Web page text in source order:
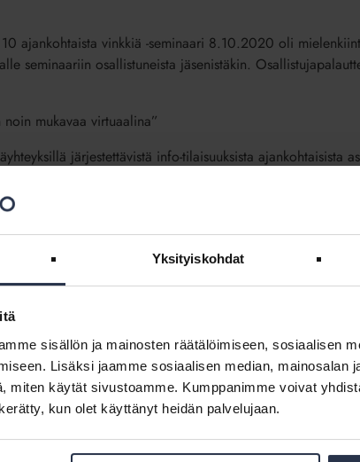
Yksityiskohdat
sisällön ja mainosten räätälöimiseen, sosiaalisen
Lisäksi jaamme sosiaalisen median, mainosalan
miten käytät sivustoamme. Kumppanimme voivat
kun olet käyttänyt heidän palvelujaan.
ajankohtaista vinkkiä -seminaari 8.10.2020 oli
seminaariin osallistuneista jäsenistäkin.
mukavaa virtuaalina”
järjestettävistä info-tilaisuuksista
lähetettiin suorana
ja parhaimmillaan
oli
ja hauskat ohjatut
jopa aktiivisempaa
Puhujat saivat kiitettävästi
Isännöintiliiton
.